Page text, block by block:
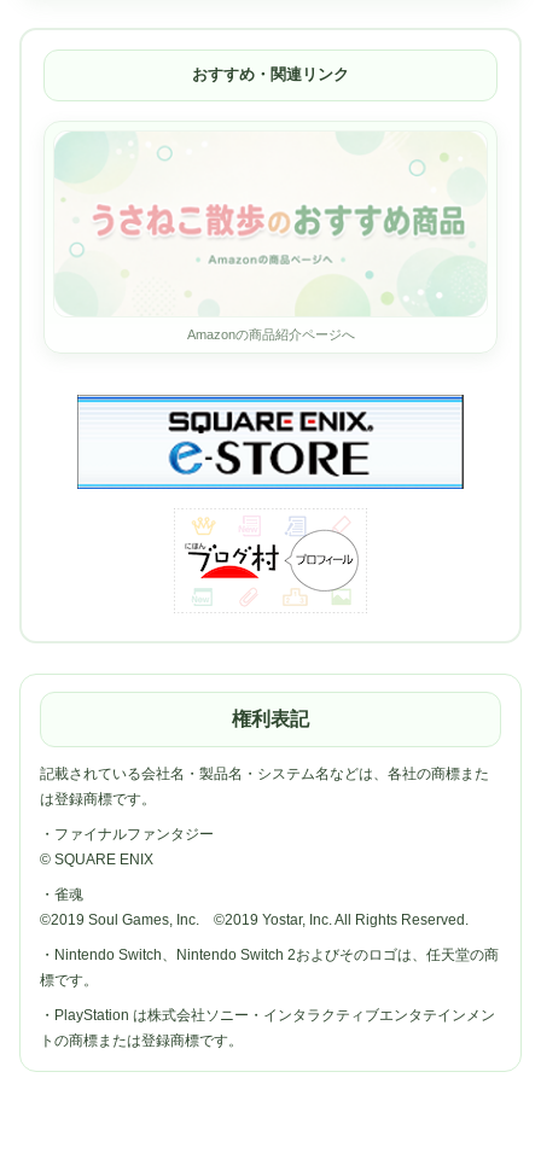
おすすめ・関連リンク
Amazonの商品紹介ページへ
権利表記
記載されている会社名・製品名・システム名などは、各社の商標また
は登録商標です。
・ファイナルファンタジー
© SQUARE ENIX
・雀魂
©2019 Soul Games, Inc. ©2019 Yostar, Inc. All Rights Reserved.
・Nintendo Switch、Nintendo Switch 2およびそのロゴは、任天堂の商
標です。
・PlayStation は株式会社ソニー・インタラクティブエンタテインメン
トの商標または登録商標です。